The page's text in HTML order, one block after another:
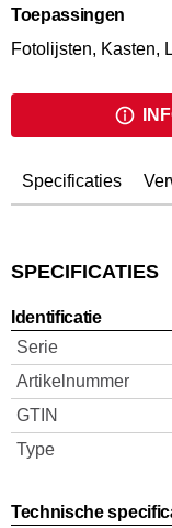
Toepassingen
Fotolijsten, Kasten,
Specificaties
SPECIFICATIES
Identificatie
Serie
Artikelnummer
GTIN
Type
Technische